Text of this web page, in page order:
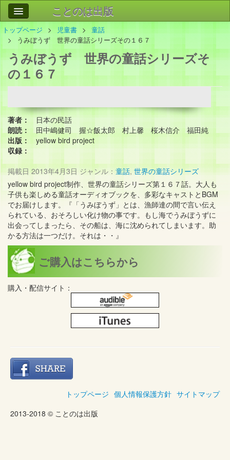
ことのは出版
作品
事業案内
会社情報
お問い合わせ
トップページ 児童書
童話
うみぼうず 世界の童話シリーズその１６７
うみぼうず 世界の童話シリーズそ
の１６７
著者：
日本の民話
朗読：
田中嶋健司 握☆飯太郎 村上馨 桜木信介 福田純
出版：
yellow bird project
収録：
掲載日 2013年4月3日 ジャンル： 童話, 世界の童話シリーズ
yellow bird project制作、世界の童話シリーズ第１６７話。大人も
子供も楽しめる童話オーディオブックを、多彩なキャストとBGM
でお届けします。『「うみぼうず」とは、漁師達の間で言い伝え
られている、おそろしい化け物の事です。もし海でうみぼうずに
出会ってしまったら、その船は、海に沈められてしまいます。助
かる方法は一つだけ。それは・・』
ご購入はこちらから
購入・配信サイト：
トップページ 個人情報保護方針 サイトマップ
2013-2018 © ことのは出版